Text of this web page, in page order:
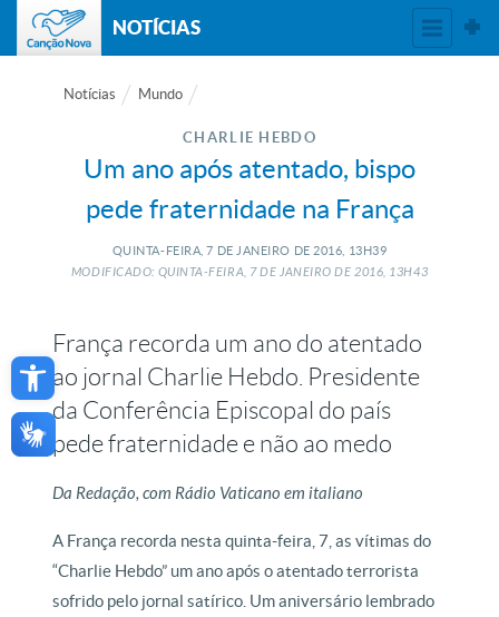
Open toolbar
NOTÍCIAS
Notícias Mundo
CHARLIE HEBDO
Um ano após atentado, bispo
pede fraternidade na França
QUINTA-FEIRA, 7 DE JANEIRO DE 2016, 13H39
MODIFICADO: QUINTA-FEIRA, 7DE JANEIRO DE2016, 13H43
França recorda um ano do atentado
ao jornal Charlie Hebdo. Presidente
da Conferência Episcopal do país
pede fraternidade e não ao medo
Da Redação, com Rádio Vaticano em italiano
A França recorda nesta quinta-feira, 7, as vítimas do
“Charlie Hebdo” um ano após o atentado terrorista
sofrido pelo jornal satírico. Um aniversário lembrado